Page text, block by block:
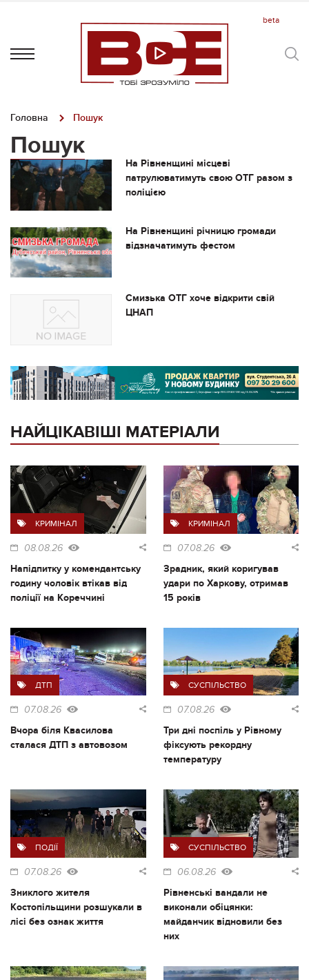
Головна Пошук
Пошук
На Рівненщині місцеві
патрулюватимуть свою ОТГ разом з
поліцією
На Рівненщині річницю громади
відзначатимуть фестом
Смизька ОТГ хоче відкрити свій
ЦНАП
НАЙЦІКАВІШІ МАТЕРІАЛИ
КРИМІНАЛ
08.08.26
Напідпитку у комендантську
годину чоловік втікав від
поліції на Кореччині
КРИМІНАЛ
07.08.26
Зрадник, який коригував
удари по Харкову, отримав
15 років
ДТП
07.08.26
Вчора біля Квасилова
сталася ДТП з автовозом
СУСПІЛЬСТВО
07.08.26
Три дні поспіль у Рівному
фіксують рекордну
температуру
ПОДІЇ
07.08.26
Зниклого жителя
Костопільщини розшукали в
лісі без ознак життя
СУСПІЛЬСТВО
06.08.26
Рівненські вандали не
виконали обіцянки:
майданчик відновили без
них